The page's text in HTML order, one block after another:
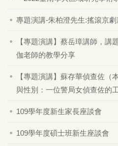
專題演講-朱柏澄先生:搖滾京
【專題演講】蔡岳璋講師，講
伽老師的教學分享
【專題演講】蘇存華偵查佐（
與性別：一位警局女偵查佐的
109學年度新生家長座談會
109學年度碩士班新生座談會